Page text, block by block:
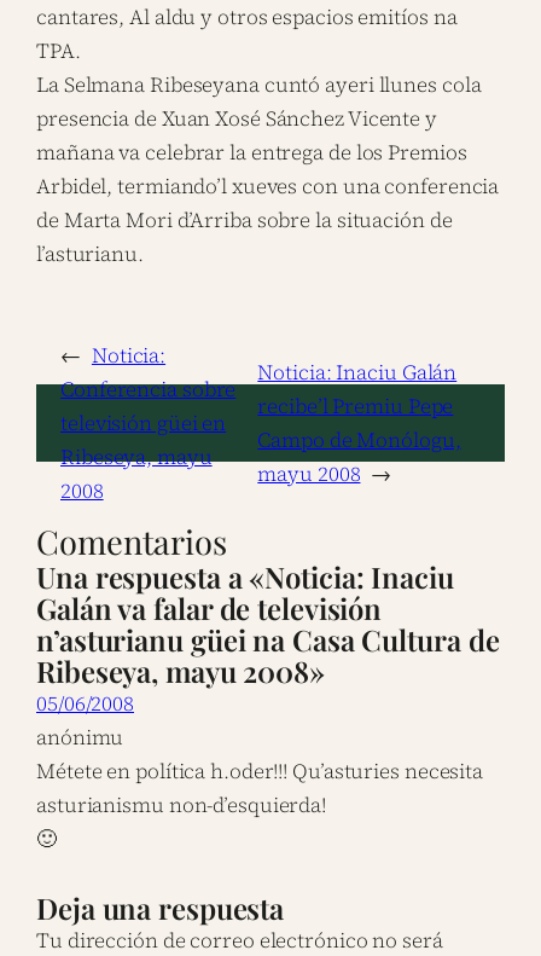
cantares, Al aldu y otros espacios emitíos na
TPA.
La Selmana Ribeseyana cuntó ayeri llunes cola
presencia de Xuan Xosé Sánchez Vicente y
mañana va celebrar la entrega de los Premios
Arbidel, termiando’l xueves con una conferencia
de Marta Mori d’Arriba sobre la situación de
l’asturianu.
← Noticia:
Conferencia sobre
televisión güei en
Ribeseya, mayu
2008
Noticia: Inaciu Galán
recibe’l Premiu Pepe
Campo de Monólogu,
mayu 2008 →
Comentarios
Una respuesta a «Noticia: Inaciu
Galán va falar de televisión
n’asturianu güei na Casa Cultura de
Ribeseya, mayu 2008»
05/06/2008
anónimu
Métete en política h.oder!!! Qu’asturies necesita
asturianismu non-d’esquierda!
🙂
Deja una respuesta
Tu dirección de correo electrónico no será